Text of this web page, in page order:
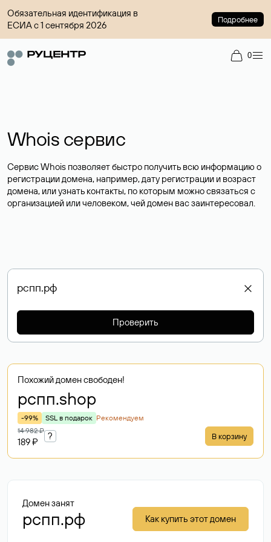
Обязательная идентификация в
ЕСИА с 1 сентября 2026
Подробнее
0
Whois сервис
Сервис Whois позволяет быстро получить всю информацию о
регистрации домена, например, дату регистрации и возраст
домена, или узнать контакты, по которым можно связаться с
организацией или человеком, чей домен вас заинтересовал.
Проверить
Похожий домен свободен!
рспп.shop
-99% SSL в подарок Рекомендуем
14 982 ₽
189 ₽
? В корзину
Домен занят
рспп.рф Как купить этот домен